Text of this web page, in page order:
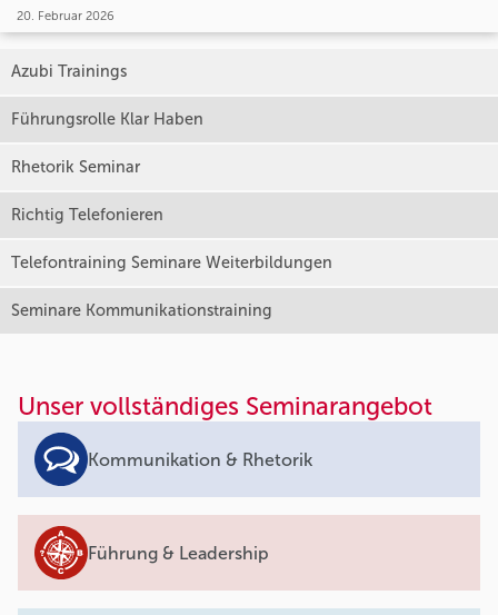
20. Februar 2026
Azubi Trainings
Führungsrolle Klar Haben
Rhetorik Seminar
Richtig Telefonieren
Telefontraining Seminare Weiterbildungen
Seminare Kommunikationstraining
Unser vollständiges Seminarangebot
Kommunikation & Rhetorik
Führung & Leadership